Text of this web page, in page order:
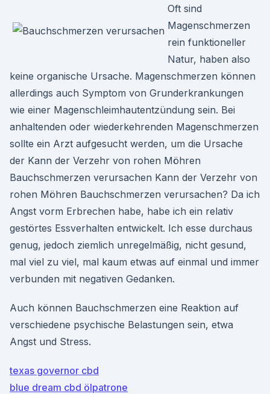
Oft sind
Magenschmerzen
rein funktioneller
Natur, haben also
keine organische Ursache. Magenschmerzen können
allerdings auch Symptom von Grunderkrankungen
wie einer Magenschleimhautentzündung sein. Bei
anhaltenden oder wiederkehrenden Magenschmerzen
sollte ein Arzt aufgesucht werden, um die Ursache
der Kann der Verzehr von rohen Möhren
Bauchschmerzen verursachen Kann der Verzehr von
rohen Möhren Bauchschmerzen verursachen? Da ich
Angst vorm Erbrechen habe, habe ich ein relativ
gestörtes Essverhalten entwickelt. Ich esse durchaus
genug, jedoch ziemlich unregelmäßig, nicht gesund,
mal viel zu viel, mal kaum etwas auf einmal und immer
verbunden mit negativen Gedanken.
Auch können Bauchschmerzen eine Reaktion auf
verschiedene psychische Belastungen sein, etwa
Angst und Stress.
texas governor cbd
blue dream cbd ölpatrone